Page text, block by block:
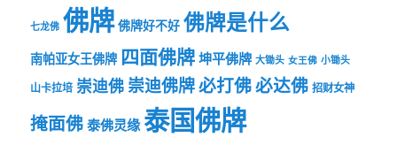
七龙佛 佛牌 佛牌好不好 佛牌是什么
南帕亚女王佛牌 四面佛牌坤平佛牌 大锄头 女王佛 小锄头
山卡拉培 崇迪佛崇迪佛牌必打佛必达佛 招财女神
掩面佛泰佛灵缘泰国佛牌